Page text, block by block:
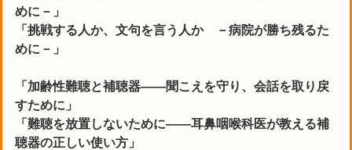
めに－」
「挑戦する人か、文句を言う人か －病院が勝ち残るた
めに－」
「加齢性難聴と補聴器――聞こえを守り、会話を取り戻
すために」
「難聴を放置しないために――耳鼻咽喉科医が教える補
聴器の正しい使い方」